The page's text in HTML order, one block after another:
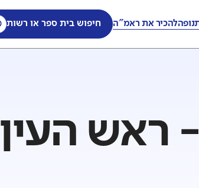
להכיר את ראמ"ה חיפוש בית ספר או רשות
ראש העין